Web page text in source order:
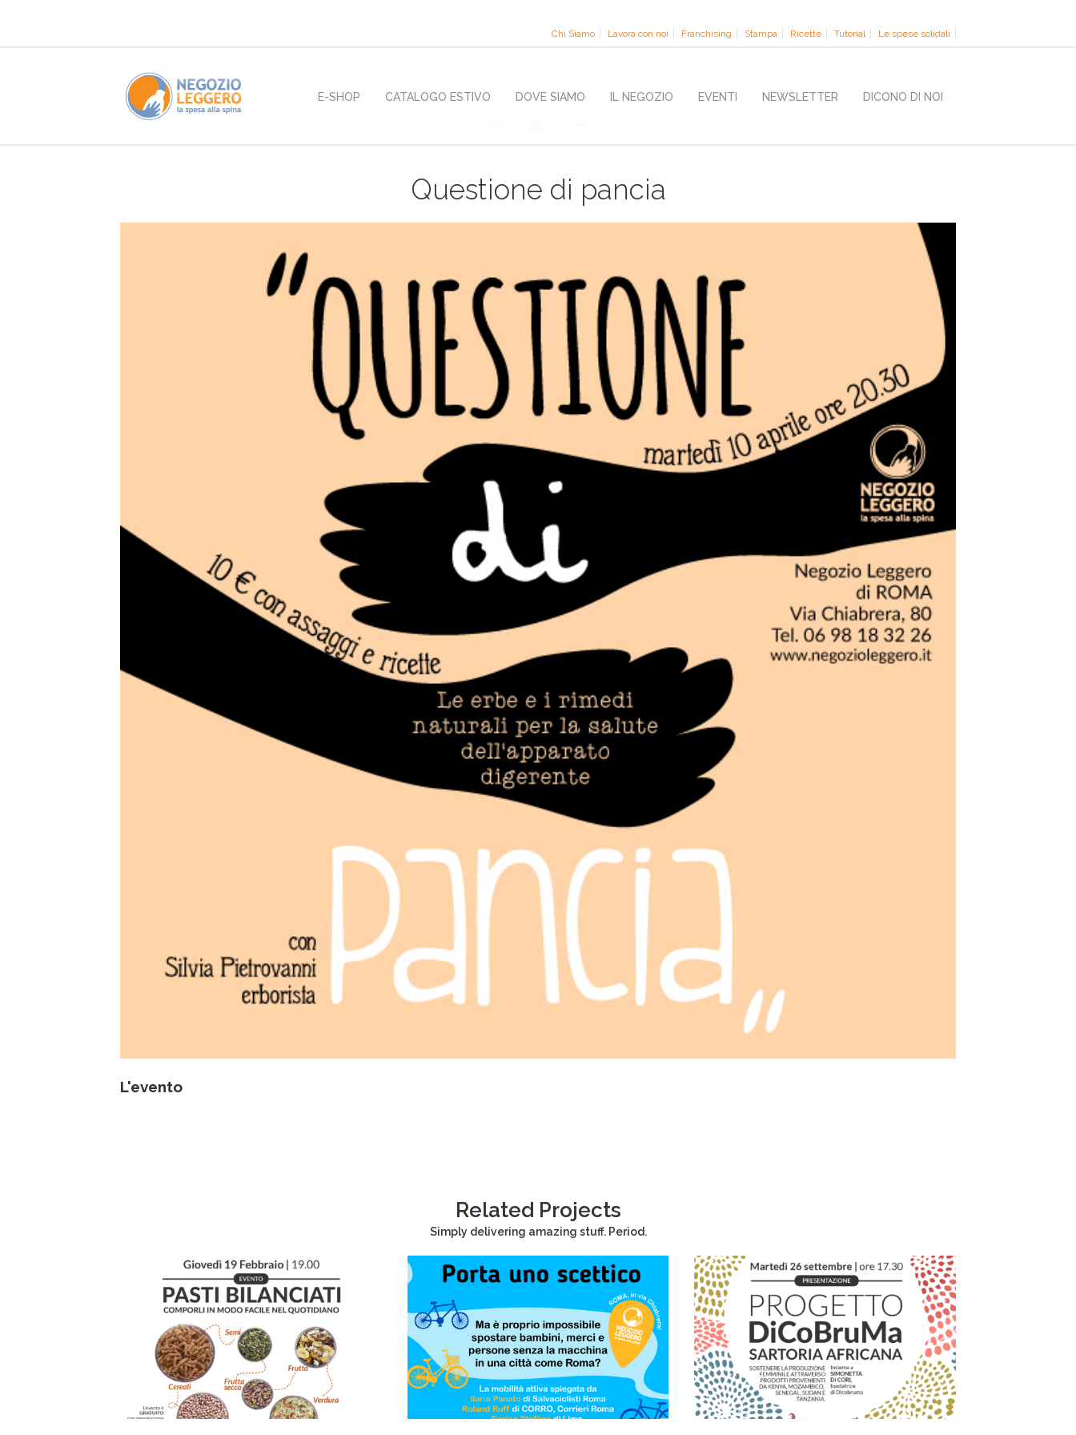
Chi Siamo Lavora con noi Franchising Stampa Ricette Tutorial Le spese solidali
E-SHOP CATALOGO ESTIVO DOVE SIAMO IL NEGOZIO EVENTI NEWSLETTER DICONO DI NOI
Questione di pancia
L'evento
Related Projects
Simply delivering amazing stuff. Period.